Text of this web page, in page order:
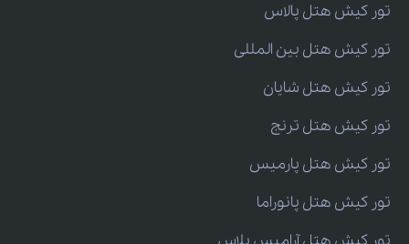
تور کیش هتل پالاس
تور کیش هتل بین المللی
تور کیش هتل شایان
تور کیش هتل ترنج
تور کیش هتل پارمیس
تور کیش هتل پانوراما